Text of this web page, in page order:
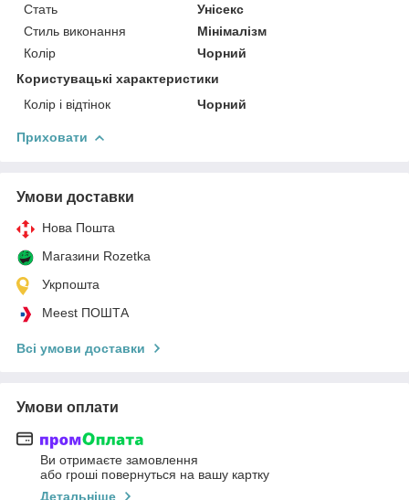
Стать
Унісекс
Стиль виконання
Мінімалізм
Колір
Чорний
Користувацькі характеристики
Колір і відтінок
Чорний
Приховати
Умови доставки
Нова Пошта
Магазини Rozetka
Укрпошта
Meest ПОШТА
Всі умови доставки
Умови оплати
Ви отримаєте замовлення
або гроші повернуться на вашу картку
Детальніше